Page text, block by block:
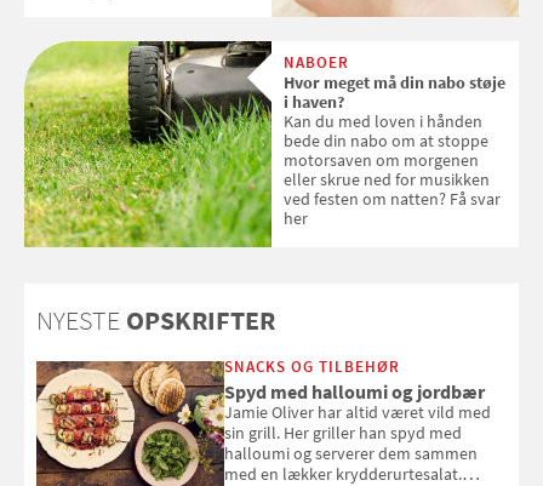
med SPF kan erstatte
solcreme, når man bevæger
sig ud i solen
NABOER
Hvor meget må din nabo støje
i haven?
Kan du med loven i hånden
bede din nabo om at stoppe
motorsaven om morgenen
eller skrue ned for musikken
ved festen om natten? Få svar
her
NYESTE OPSKRIFTER
SNACKS OG TILBEHØR
Spyd med halloumi og jordbær
Jamie Oliver har altid været vild med
sin grill. Her griller han spyd med
halloumi og serverer dem sammen
med en lækker krydderurtesalat.